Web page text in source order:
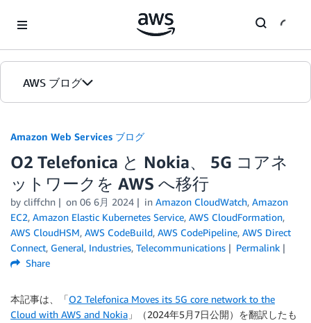
AWS ブログ
カテゴリ
エディション
Amazon Web Services ブログ
O2 Telefonica と Nokia、 5G コアネ
ットワークを AWS へ移行
by cliffchn on 06 6月 2024 in Amazon CloudWatch, Amazon
EC2, Amazon Elastic Kubernetes Service, AWS CloudFormation,
AWS CloudHSM, AWS CodeBuild, AWS CodePipeline, AWS Direct
Connect, General, Industries, Telecommunications
Permalink
Share
本記事は、「O2 Telefonica Moves its 5G core network to the
Cloud with AWS and Nokia 」（2024年5月7日公開）を翻訳したも